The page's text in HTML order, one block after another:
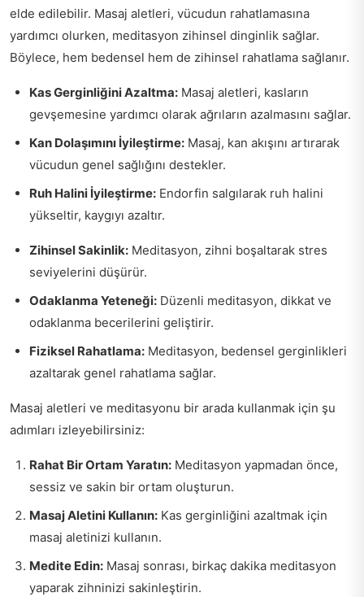
elde edilebilir. Masaj aletleri, vücudun rahatlamasına
yardımcı olurken, meditasyon zihinsel dinginlik sağlar.
Böylece, hem bedensel hem de zihinsel rahatlama sağlanır.
Kas Gerginliğini Azaltma: Masaj aletleri, kasların
gevşemesine yardımcı olarak ağrıların azalmasını sağlar.
Kan Dolaşımını İyileştirme: Masaj, kan akışını artırarak
vücudun genel sağlığını destekler.
Ruh Halini İyileştirme: Endorfin salgılarak ruh halini
yükseltir, kaygıyı azaltır.
Zihinsel Sakinlik: Meditasyon, zihni boşaltarak stres
seviyelerini düşürür.
Odaklanma Yeteneği: Düzenli meditasyon, dikkat ve
odaklanma becerilerini geliştirir.
Fiziksel Rahatlama: Meditasyon, bedensel gerginlikleri
azaltarak genel rahatlama sağlar.
Masaj aletleri ve meditasyonu bir arada kullanmak için şu
adımları izleyebilirsiniz:
Rahat Bir Ortam Yaratın: Meditasyon yapmadan önce,
sessiz ve sakin bir ortam oluşturun.
Masaj Aletini Kullanın: Kas gerginliğini azaltmak için
masaj aletinizi kullanın.
Medite Edin: Masaj sonrası, birkaç dakika meditasyon
yaparak zihninizi sakinleştirin.